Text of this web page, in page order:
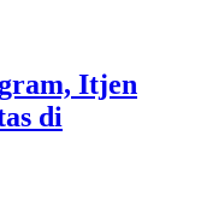
Itjen
di